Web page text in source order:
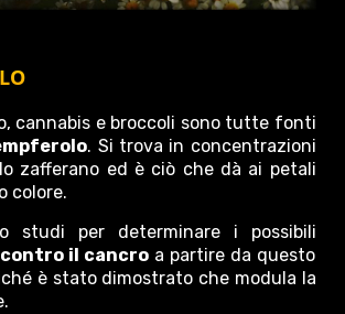
cannabis e broccoli sono tutte fonti
. Si trova in concentrazioni
zafferano ed è ciò che dà ai petali
colore.
studi per determinare i possibili
il cancro a partire da questo
è stato dimostrato che modula la